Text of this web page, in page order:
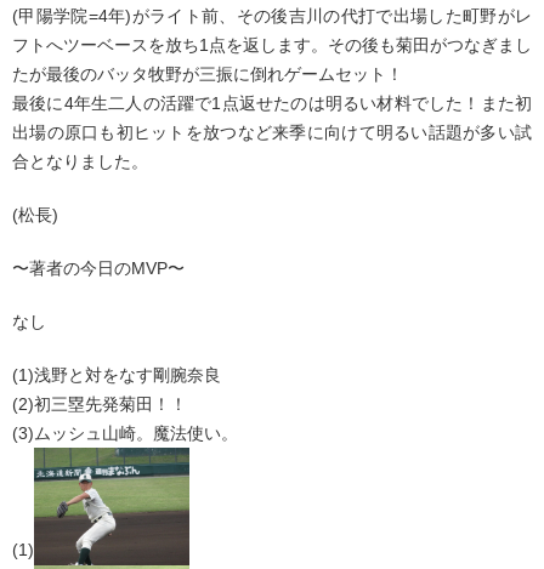
(甲陽学院=4年)がライト前、その後吉川の代打で出場した町野がレ
フトへツーベースを放ち1点を返します。その後も菊田がつなぎまし
たが最後のバッタ牧野が三振に倒れゲームセット！
最後に4年生二人の活躍で1点返せたのは明るい材料でした！また初
出場の原口も初ヒットを放つなど来季に向けて明るい話題が多い試
合となりました。
(松長)
〜著者の今日のMVP〜
なし
(1)浅野と対をなす剛腕奈良
(2)初三塁先発菊田！！
(3)ムッシュ山崎。魔法使い。
(1)